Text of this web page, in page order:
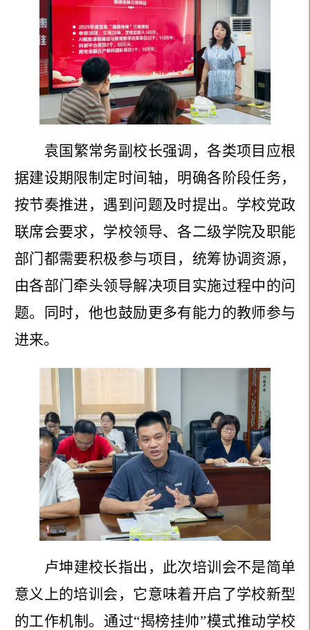
袁国繁常务副校长强调，各类项目应根
据建设期限制定时间轴，明确各阶段任务，
按节奏推进，遇到问题及时提出。学校党政
联席会要求，学校领导、各二级学院及职能
部门都需要积极参与项目，统筹协调资源，
由各部门牵头领导解决项目实施过程中的问
题。同时，他也鼓励更多有能力的教师参与
进来。
卢坤建校长指出，此次培训会不是简单
意义上的培训会，它意味着开启了学校新型
的工作机制。通过“揭榜挂帅”模式推动学校